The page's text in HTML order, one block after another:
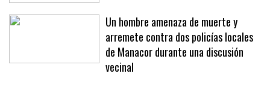
Un hombre amenaza de muerte y
arremete contra dos policías locales
de Manacor durante una discusión
vecinal